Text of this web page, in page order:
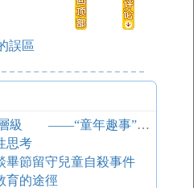
誤區
創設教學情境 注重閱讀層級 ——“童年趣事”主題單元閱讀教學設計專題講座
思考
畢節留守兒童自殺事件
育的途徑